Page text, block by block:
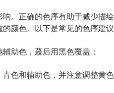
。正确的色序有助于减少描
颜色。以下是常见的色序建议
助色，蕞后用黑色覆盖；
色和辅助色，并注意调整黄